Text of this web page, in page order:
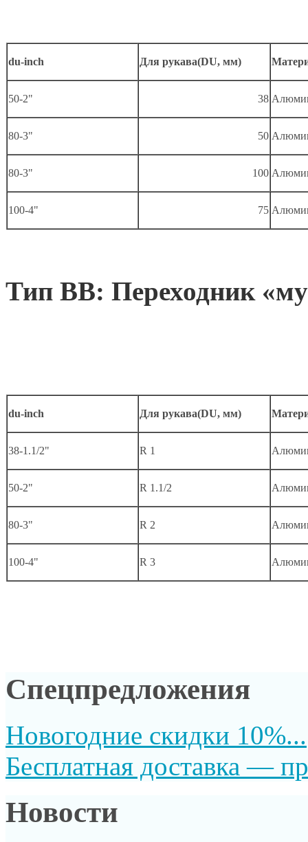
du-inch Для рукава(DU, мм)
50-2" 38
80-3" 50
80-3" 100
100-4" 75
Тип BB: Переходник
du-inch Для рукава(DU, мм)
38-1.1/2" R 1
50-2" R 1.1/2
80-3" R 2
100-4" R 3
Спецпредложения
Новогодние скидки 10%...
Бесплатная доставка —
Новости